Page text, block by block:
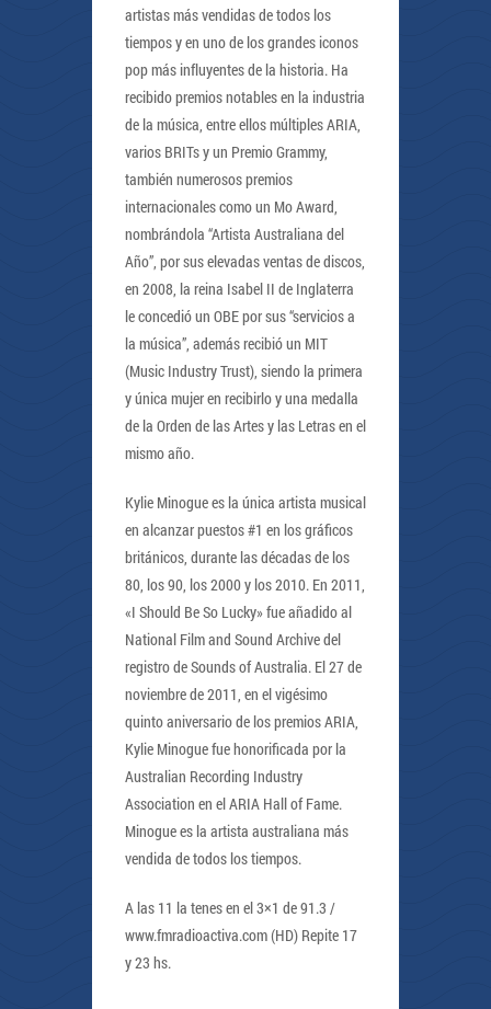
artistas más vendidas de todos los
tiempos y en uno de los grandes iconos
pop más influyentes de la historia. Ha
recibido premios notables en la industria
de la música, entre ellos múltiples ARIA,
varios BRITs y un Premio Grammy,
también numerosos premios
internacionales como un Mo Award,
nombrándola “Artista Australiana del
Año”, por sus elevadas ventas de discos,
en 2008, la reina Isabel II de Inglaterra
le concedió un OBE por sus “servicios a
la música”, además recibió un MIT
(Music Industry Trust), siendo la primera
y única mujer en recibirlo y una medalla
de la Orden de las Artes y las Letras en el
mismo año.
Kylie Minogue es la única artista musical
en alcanzar puestos #1 en los gráficos
británicos, durante las décadas de los
80, los 90, los 2000 y los 2010. En 2011,
«I Should Be So Lucky» fue añadido al
National Film and Sound Archive del
registro de Sounds of Australia. El 27 de
noviembre de 2011, en el vigésimo
quinto aniversario de los premios ARIA,
Kylie Minogue fue honorificada por la
Australian Recording Industry
Association en el ARIA Hall of Fame.
Minogue es la artista australiana más
vendida de todos los tiempos.
A las 11 la tenes en el 3×1 de 91.3 /
www.fmradioactiva.com (HD) Repite 17
y 23 hs.